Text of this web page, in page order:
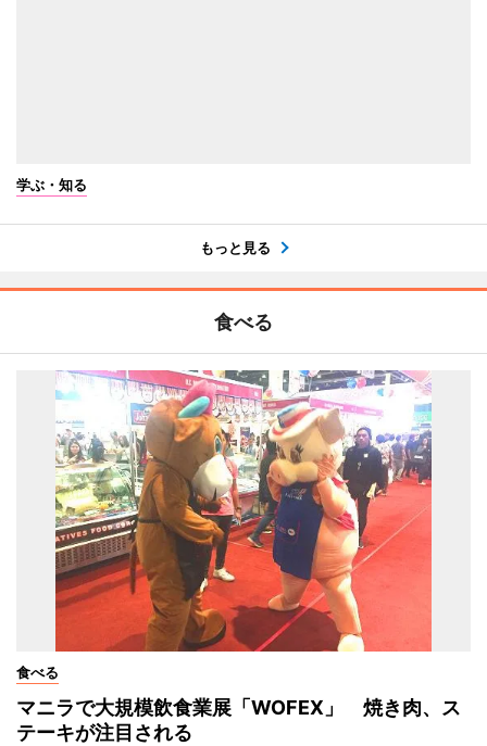
学ぶ・知る
もっと見る
食べる
食べる
マニラで大規模飲食業展「WOFEX」 焼き肉、ス
テーキが注目される